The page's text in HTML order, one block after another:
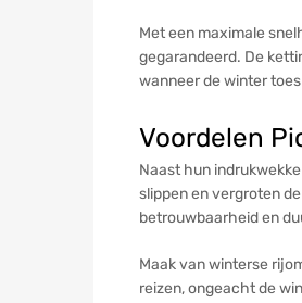
Met een maximale
gegarandeerd. De
wanneer de winter
Voordelen
Naast hun
slippen en vergroten
betrouwbaarheid en
Maak van winterse
reizen, ongeacht de